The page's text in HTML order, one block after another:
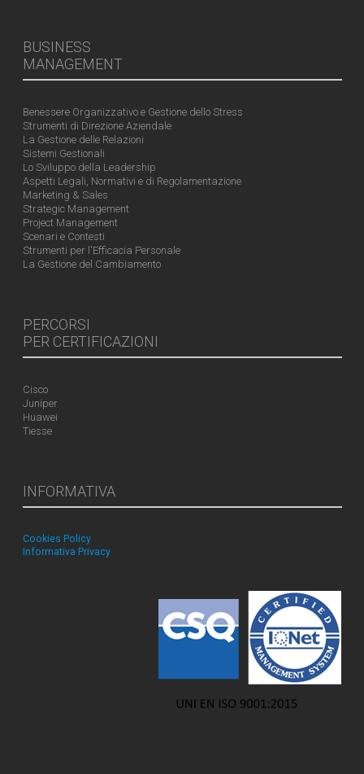
BUSINESS
MANAGEMENT
Benessere Organizzativo e Gestione dello Stress
Strumenti di Direzione Aziendale
La Gestione delle Relazioni
Sistemi Gestionali
Lo Sviluppo della Leadership
Aspetti Legali, Normativi e di Regolamentazione
Marketing & Sales
Strategic Management
Project Management
Scenari e Contesti
Strumenti per l'Efficacia Personale
La Gestione del Cambiamento
PERCORSI
PER CERTIFICAZIONI
Cisco
Juniper
Huawei
Tiesse
INFORMATIVA
Cookies Policy
Informativa Privacy